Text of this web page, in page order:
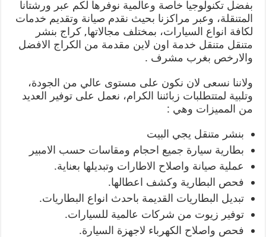
بفضل تكنولوجيا خاصة وعالمية نوفرها لكم عبر ورشتانا
المتنقلة، وعبر مراكزنا بحيث نقدم صيانة وتقديم خدمات
لكافة انواع السيارات، بمختلف مجالاتها, كراج بنشر
متنقل متنقل خدمة اون لاين مقدمة من الكراج الافضل
والارخص بغرب مشرف .
ولاننا نسعى لان نكون على مستوى عالي من الجودة،
وتلبية لمتتطلبات زبائننا الكرام، نعمل على توفير العديد
من المميزات وهي :
بنشر متنقل يجي البيت
بطارية سيارة جميع احجام ومقاسات حسب الامبير
عملية صيانة واصلاح الاطارات وتبديلها بعناية.
فحص البطارية وكشف اعطالها.
تبديل البطاريات القديمة باحدث انواع البطاريات.
توفير زيوت من شركات عالمية للسيارات.
فحص واصلاح الكهرباء لاجهزة السيارة.